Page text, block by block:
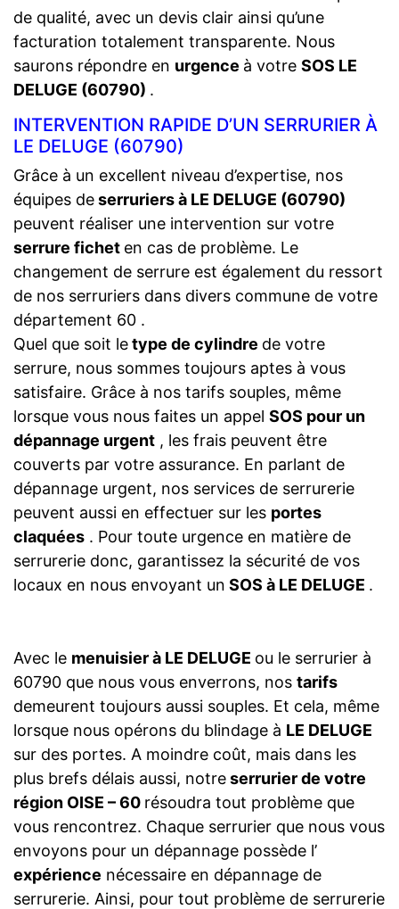
de qualité, avec un devis clair ainsi qu’une
facturation totalement transparente. Nous
saurons répondre en urgence à votre SOS LE
DELUGE (60790) .
INTERVENTION RAPIDE D’UN SERRURIER À
LE DELUGE (60790)
Grâce à un excellent niveau d’expertise, nos
équipes deserruriers à LE DELUGE (60790)
peuvent réaliser une intervention sur votre
serrure fichet en cas de problème. Le
changement de serrure est également du ressort
de nos serruriers dans divers commune de votre
département 60 .
Quel que soit letype de cylindre de votre
serrure, nous sommes toujours aptes à vous
satisfaire. Grâce à nos tarifs souples, même
lorsque vous nous faites un appel SOS pour un
dépannage urgent , les frais peuvent être
couverts par votre assurance. En parlant de
dépannage urgent, nos services de serrurerie
peuvent aussi en effectuer sur les portes
claquées . Pour toute urgence en matière de
serrurerie donc, garantissez la sécurité de vos
locaux en nous envoyant un SOS à LE DELUGE .
Avec le menuisier à LE DELUGE ou le serrurier à
60790 que nous vous enverrons, nos tarifs
demeurent toujours aussi souples. Et cela, même
lorsque nous opérons du blindage à LE DELUGE
sur des portes. A moindre coût, mais dans les
plus brefs délais aussi, notreserrurier de votre
région OISE – 60 résoudra tout problème que
vous rencontrez. Chaque serrurier que nous vous
envoyons pour un dépannage possède l’
expérience nécessaire en dépannage de
serrurerie. Ainsi, pour tout problème de serrurerie